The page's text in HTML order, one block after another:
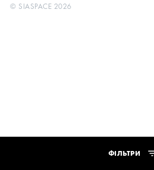
ФІЛЬТРИ
© SIASPACE 2026